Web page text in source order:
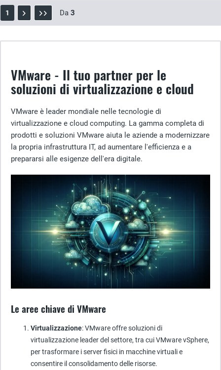
1 Da 3
VMware - Il tuo partner per le
soluzioni di virtualizzazione e cloud
VMware è leader mondiale nelle tecnologie di
virtualizzazione e cloud computing. La gamma completa di
prodotti e soluzioni VMware aiuta le aziende a modernizzare
la propria infrastruttura IT, ad aumentare l'efficienza e a
prepararsi alle esigenze dell'era digitale.
Le aree chiave di VMware
Virtualizzazione: VMware offre soluzioni di
virtualizzazione leader del settore, tra cui VMware vSphere,
per trasformare i server fisici in macchine virtuali e
consentire il consolidamento delle risorse.